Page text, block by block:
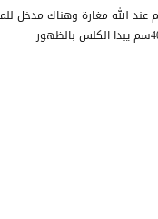
الله مغارة وهناك مدخل